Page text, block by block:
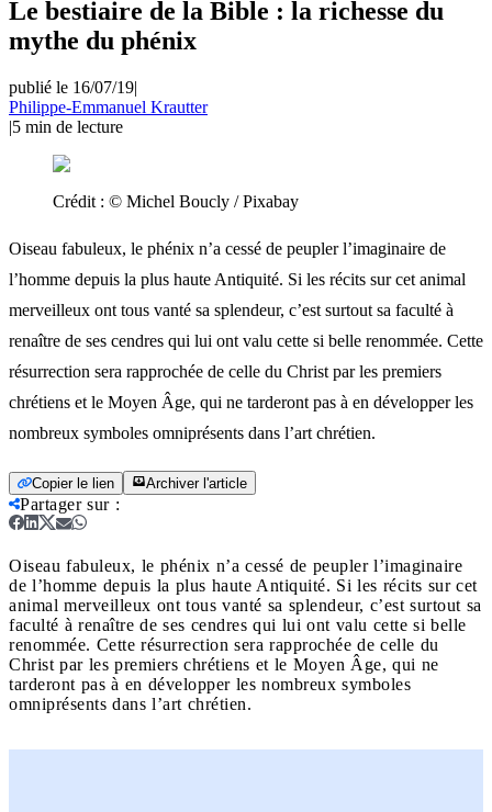
Le bestiaire de la Bible : la richesse du
mythe du phénix
publié le 16/07/19|
Philippe-Emmanuel Krautter
|5 min de lecture
Crédit : © Michel Boucly / Pixabay
Oiseau fabuleux, le phénix n’a cessé de peupler l’imaginaire de
l’homme depuis la plus haute Antiquité. Si les récits sur cet animal
merveilleux ont tous vanté sa splendeur, c’est surtout sa faculté à
renaître de ses cendres qui lui ont valu cette si belle renommée. Cette
résurrection sera rapprochée de celle du Christ par les premiers
chrétiens et le Moyen Âge, qui ne tarderont pas à en développer les
nombreux symboles omniprésents dans l’art chrétien.
Copier le lien Archiver l'article
Partager sur:
Oiseau fabuleux, le phénix n’a cessé de peupler l’imaginaire
de l’homme depuis la plus haute Antiquité. Si les récits sur cet
animal merveilleux ont tous vanté sa splendeur, c’est surtout sa
faculté à renaître de ses cendres qui lui ont valu cette si belle
renommée. Cette résurrection sera rapprochée de celle du
Christ par les premiers chrétiens et le Moyen Âge, qui ne
tarderont pas à en développer les nombreux symboles
omniprésents dans l’art chrétien.